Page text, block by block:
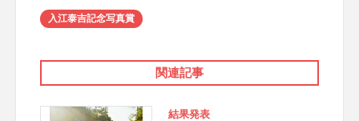
入江泰吉記念写真賞
関連記事
結果発表